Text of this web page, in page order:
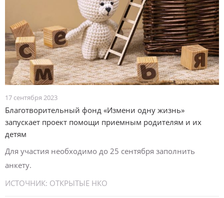
17 сентября 2023
Благотворительный фонд «Измени одну жизнь»
запускает проект помощи приемным родителям и их
детям
Для участия необходимо до 25 сентября заполнить
анкету.
ИСТОЧНИК: ОТКРЫТЫЕ НКО